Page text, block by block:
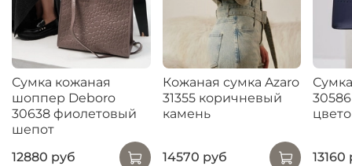
Сумка кожаная
шоппер Deboro
30638 фиолетовый
шепот
12880 руб
Кожаная сумка Azaro
31355 коричневый
камень
14570 руб 13160